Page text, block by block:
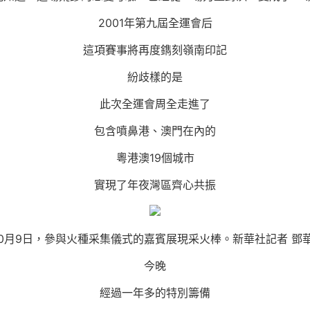
2001年第九屆全運會后
這項賽事將再度鐫刻嶺南印記
紛歧樣的是
此次全運會周全走進了
包含噴鼻港、澳門在內的
粵港澳19個城市
實現了年夜灣區齊心共振
9日，參與火種采集儀式的嘉賓展現采火棒。新華社記者 鄧
今晚
經過一年多的特別籌備